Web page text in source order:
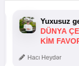
Yuxusuz
DÜNYA
KIM
Hacı Heydər